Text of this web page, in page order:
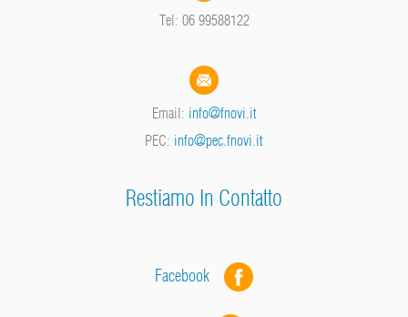
Tel: 06 99588122
Email: info@fnovi.it
PEC: info@pec.fnovi.it
Restiamo In Contatto
Facebook